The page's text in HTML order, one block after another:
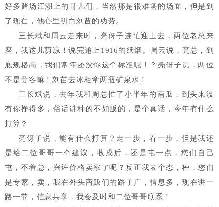
好多赌场江湖上的哥儿们，当然那是很难堪的场面，但是到
了现在，他心里明白刘苗的功劳。
王长斌和周云走来时，亮伢子连忙迎上去，两位老总来
座，我这儿荫凉！说完递上1916的纸烟。周云说，亮总，到
底规格高，我们常年还没你这个标准呢！？亮伢子说，两位
不是贵客嘛！刘苗去冰柜拿两瓶矿泉水！
王长斌说，去年我和周总忙了小半年的南瓜，到头来没
有你挣得多，俗话讲种的不如贩的，是个真话，今年有什么
打算？
亮伢子说，能有什么打算？走一步，看一步，但是我还
是给二位哥哥一个建议，收成后，还是屯一点，您们自己
屯，不着急，兴许价格卖涨了呢？反正我表个态，种，您们
是专家，卖，我在外头商贩们的路子广，信息多，现在讲一
路一带，信息共享，我会及时和二位哥哥联系！